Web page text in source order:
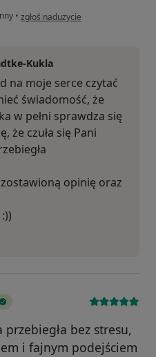
• w opinii użytkownika Małgorzata
zgłoś nadużycie
Kukla
na moje serce czytać
świadomość, że
w pełni sprawdza się
że czuła się Pani
opinię oraz
bez stresu,
i fajnym podejściem